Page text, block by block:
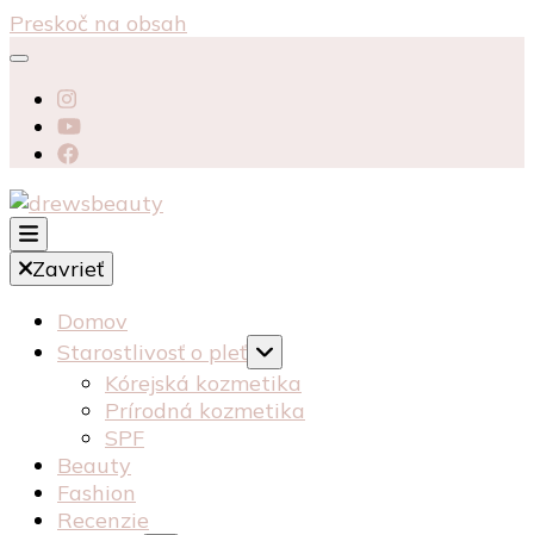
Preskoč na obsah
drewsbeauty
starostlivosť péče o pleť recenzia recenze
kosmetika kozmetika
Zavrieť
Domov
Starostlivosť o pleť
Kórejská kozmetika
Prírodná kozmetika
SPF
Beauty
Fashion
Recenzie